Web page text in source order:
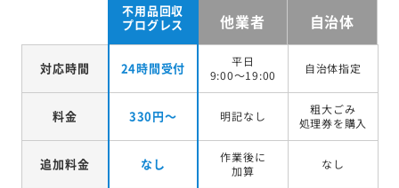
不用品回収
プログレス
他業者 自治体
対応時間 24時間受付
平日
9:00～19:00
自治体指定
料金 330円～ 明記なし
粗大ごみ
処理券を購入
追加料金 なし
作業後に
加算
なし